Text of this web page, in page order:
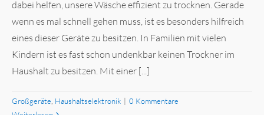
dabei helfen, unsere Wäsche effizient zu trocknen. Gerade
wenn es mal schnell gehen muss, ist es besonders hilfreich
eines dieser Geräte zu besitzen. In Familien mit vielen
Kindern ist es fast schon undenkbar keinen Trockner im
Haushalt zu besitzen. Mit einer [...]
Großgeräte Haushaltselektronik | 0 Kommentare